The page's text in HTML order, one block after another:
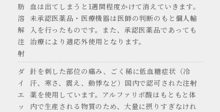
肪
溶
解
注
射
血は出てしまうと1週間程度かけて消えていきます。
未承認医薬品・医療機器は医師の判断のもと個人輸
入を行ったものです。また、承認医薬品であっても
治療により適応外使用となります。
ダ
イ
エ
ッ
針を刺した部位の痛み、ごく稀に低血糖症状（冷
汗、寒さ、震え、動悸など）国内で認可された注射
薬を使用しています。アルファリポ酸はもともと体
内で生産される物質のため、大量に摂りすぎなけれ